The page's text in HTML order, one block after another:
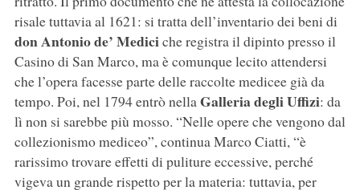
risale tuttavia al 1621: si tratta dell’inventario dei beni di
don Antonio de’ Mediciche registra il dipinto presso il
Casino di San Marco, ma è comunque lecito attendersi
che l’opera facesse parte delle raccolte medicee già da
tempo. Poi, nel 1794 entrò nellaGalleria degli Uffizi: da
lì non si sarebbe più mosso. “Nelle opere che vengono dal
collezionismo mediceo”, continua Marco Ciatti, “è
rarissimo trovare effetti di puliture eccessive, perché
vigeva un grande rispetto per la materia: tuttavia, per